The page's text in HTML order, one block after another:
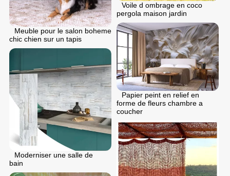
Voile d ombrage en coco
pergola maison jardin
Meuble pour le salon boheme
chic chien sur un tapis
Papier peint en relief en
forme de fleurs chambre a
coucher
Moderniser une salle de
bain